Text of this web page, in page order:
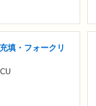
填・フォークリ